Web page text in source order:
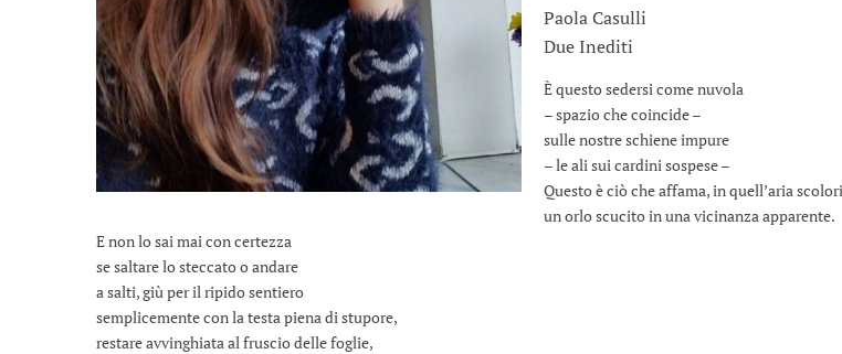
Paola Casulli
Due Inediti
È questo sedersi come nuvola
– spazio che coincide –
sulle nostre schiene impure
– le ali sui cardini sospese –
Questo è ciò che affama, in quell’aria
un orlo scucito in una vicinanza apparente.
E non lo sai mai con certezza
se saltare lo steccato o andare
a salti, giù per il ripido sentiero
semplicemente con la testa piena di stupore,
restare avvinghiata al fruscio delle foglie,